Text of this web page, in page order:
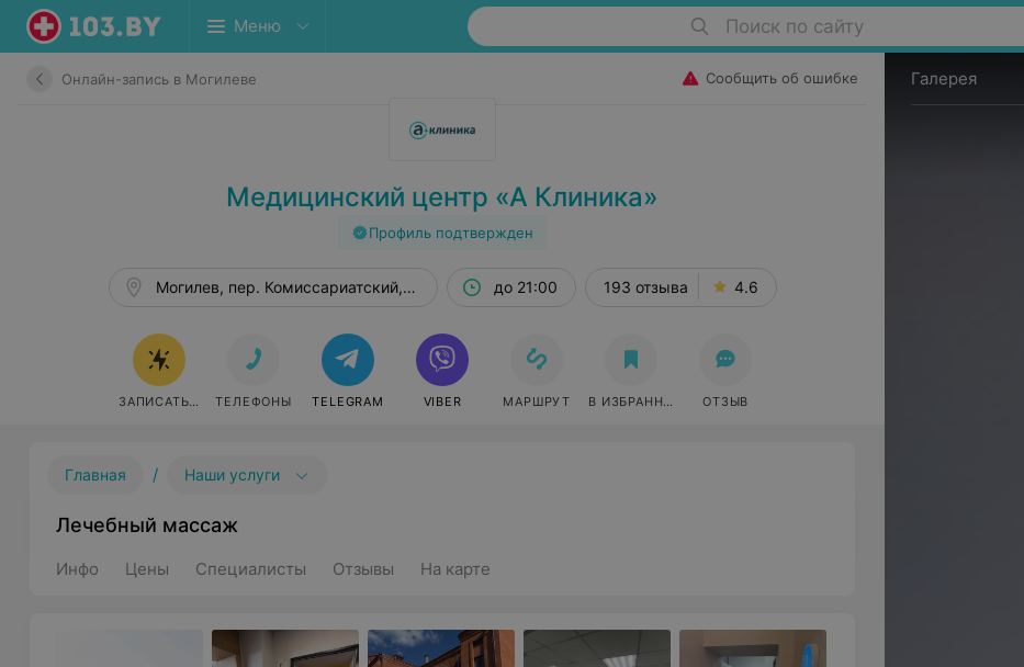
Меню Поиск по сайту
Онлайн-запись в Могилеве Сообщить об ошибке
Медицинский центр «А Клиника»
Профиль подтвержден
Могилев, пер. Комиссариатский, 29/1 до 21:00 193 отзыва 4.6
ЗАПИСАТЬСЯ ТЕЛЕФОНЫ TELEGRAM VIBER МАРШРУТ В ИЗБРАННОЕ ОТЗЫВ
Главная / Наши услуги
Лечебный массаж
Инфо Цены Специалисты Отзывы На карте
Галерея